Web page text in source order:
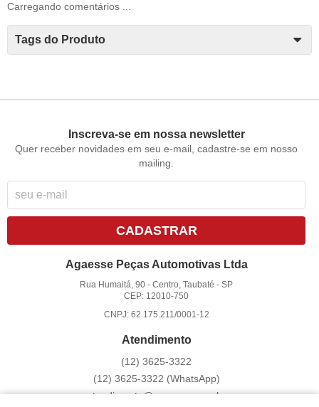
Carregando comentários ...
Tags do Produto
Inscreva-se em nossa newsletter
Quer receber novidades em seu e-mail, cadastre-se em nosso
mailing.
CADASTRAR
Agaesse Peças Automotivas Ltda
Rua Humaitá, 90 -Centro, Taubaté -SP
CEP: 12010-750
CNPJ: 62.175.211/0001-12
Atendimento
(12) 3625-3322
(12) 3625-3322 (WhatsApp)
atendimento@agaesse.com.br